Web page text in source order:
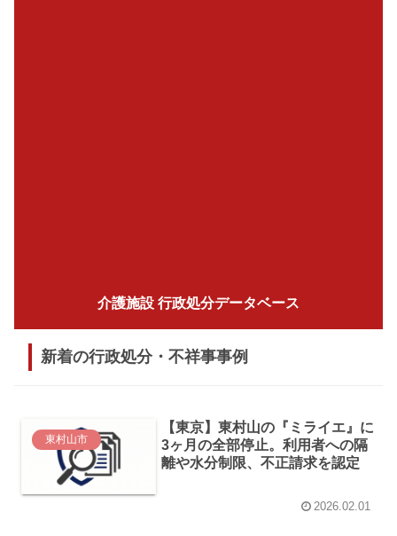
介護施設 行政処分データベース
新着の行政処分・不祥事事例
東村山市
【東京】東村山の『ミライエ』に
3ヶ月の全部停止。利用者への隔
離や水分制限、不正請求を認定
2026.02.01